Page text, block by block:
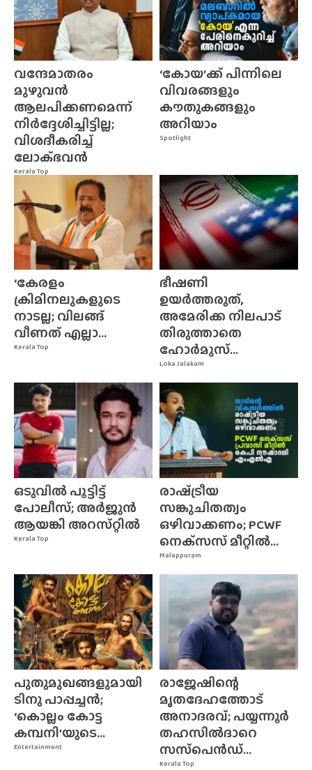
Kerala Top
വന്ദേമാതരം
മുഴുവൻ
ആലപിക്കണമെന്ന്
നിർദ്ദേശിച്ചിട്ടില്ല;
വിശദീകരിച്ച്
ലോക്‌ഭവൻ
Spotlight
‘കോയ’ക്ക് പിന്നിലെ
വിവരങ്ങളും
കൗതുകങ്ങളും
അറിയാം
Kerala Top
‘കേരളം
ക്രിമിനലുകളുടെ
നാടല്ല; വിലങ്ങ്
വീണത് എല്ലാ...
Loka Jalakam
ഭീഷണി
ഉയർത്തരുത്,
അമേരിക്ക നിലപാട്
തിരുത്താതെ
ഹോർമുസ്...
Kerala Top
ഒടുവിൽ പൂട്ടിട്ട്
പോലീസ്; അർജുൻ
ആയങ്കി അറസ്‌റ്റിൽ
Malappuram
രാഷ്‌ട്രീയ
സങ്കുചിതത്വം
ഒഴിവാക്കണം; PCWF
നെക്‌സസ്‌ മീറ്റിൽ...
Entertainment
പുതുമുഖങ്ങളുമായി
ടിനു പാപ്പച്ചൻ;
‘കൊല്ലം കോട്ട
കമ്പനി’യുടെ...
Kerala Top
രാജേഷിന്റെ
മൃതദേഹത്തോട്
അനാദരവ്; പയ്യന്നൂർ
തഹസിൽദാറെ
സസ്‌പെൻഡ്...